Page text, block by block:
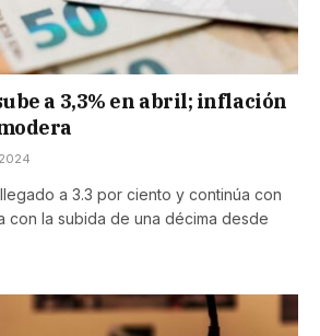
a 3,3% en abril; inflación
a 3.3 por ciento y continúa con
con la subida de una décima desde